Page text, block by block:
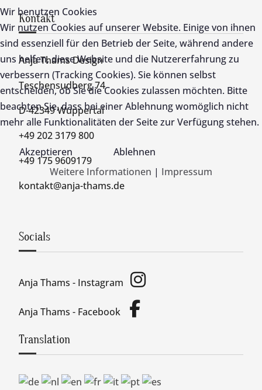
Kontakt
Anja Thams Design
Teschensudberg 74
D-42349 Wuppertal
+49 202 3179 800
+49 175 9609179
kontakt@anja-thams.de
Socials
Anja Thams - Instagram
Anja Thams - Facebook
Translation
Wir benutzen Cookies
Wir nutzen Cookies auf unserer Website. Einige von ihnen
sind essenziell für den Betrieb der Seite, während andere
uns helfen, diese Website und die Nutzererfahrung zu
verbessern (Tracking Cookies). Sie können selbst
entscheiden, ob Sie die Cookies zulassen möchten. Bitte
beachten Sie, dass bei einer Ablehnung womöglich nicht
mehr alle Funktionalitäten der Seite zur Verfügung stehen.
Akzeptieren
Ablehnen
Weitere Informationen | Impressum